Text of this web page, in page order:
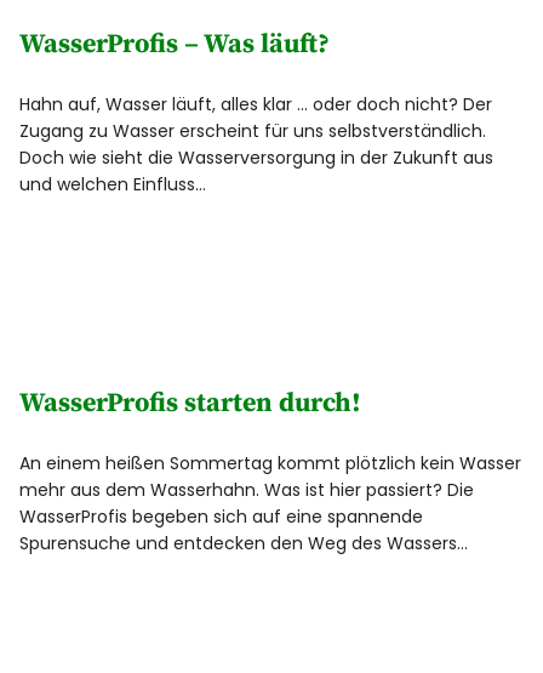
WasserProfis – Was läuft?
Hahn auf, Wasser läuft, alles klar … oder doch nicht? Der
Zugang zu Wasser erscheint für uns selbstverständlich.
Doch wie sieht die Wasserversorgung in der Zukunft aus
und welchen Einfluss…
WasserProfis starten durch!
An einem heißen Sommertag kommt plötzlich kein Wasser
mehr aus dem Wasserhahn. Was ist hier passiert? Die
WasserProfis begeben sich auf eine spannende
Spurensuche und entdecken den Weg des Wassers…